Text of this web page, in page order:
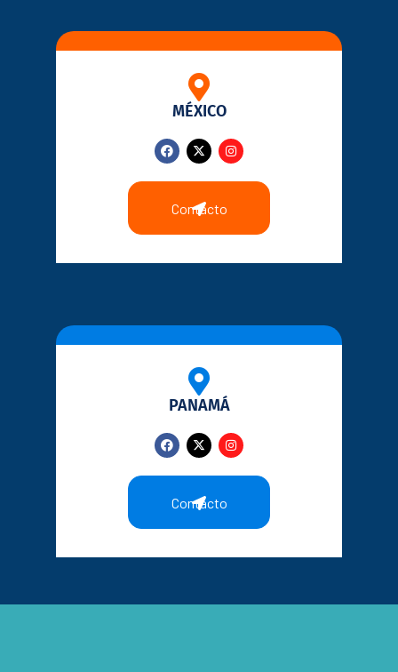
MÉXICO
Contacto
PANAMÁ
Contacto